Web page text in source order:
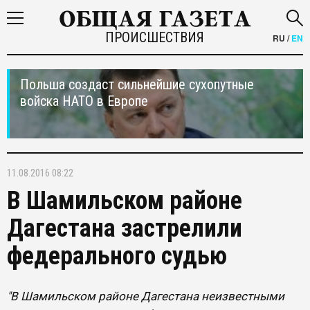
ПРОИСШЕСТВИЯ RU /EN
Польша создаст сильнейшие сухопутные
войска НАТО в Европе
11.08.2016 08:22
В Шамильском районе
Дагестана застрелили
федерального судью
"В Шамильском районе Дагестана неизвестными